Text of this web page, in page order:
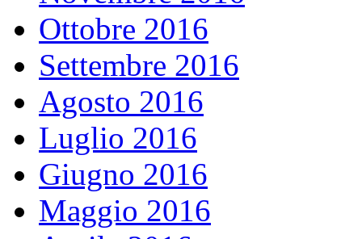
Ottobre 2016
Settembre 2016
Agosto 2016
Luglio 2016
Giugno 2016
Maggio 2016